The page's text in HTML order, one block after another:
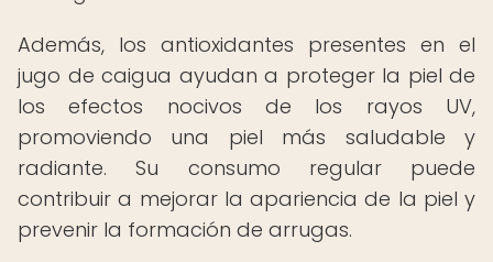
Además, los antioxidantes presentes en el
jugo de caigua ayudan a proteger la piel de
los efectos nocivos de los rayos UV,
promoviendo una piel más saludable y
radiante. Su consumo regular puede
contribuir a mejorar la apariencia de la piel y
prevenir la formación de arrugas.